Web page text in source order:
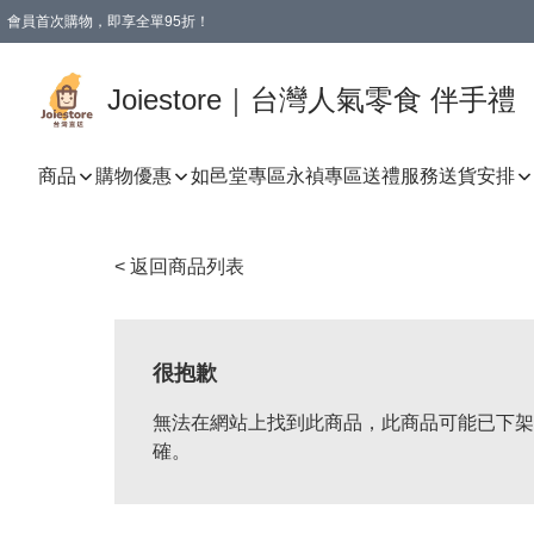
會員首次購物，即享全單95折！
Joiestore｜台灣人氣零食 伴手禮
商品 購物優惠 如邑堂專區永禎專區送禮服務送貨安排
< 返回商品列表
很抱歉
無法在網站上找到此商品，此商品可能已下
確。